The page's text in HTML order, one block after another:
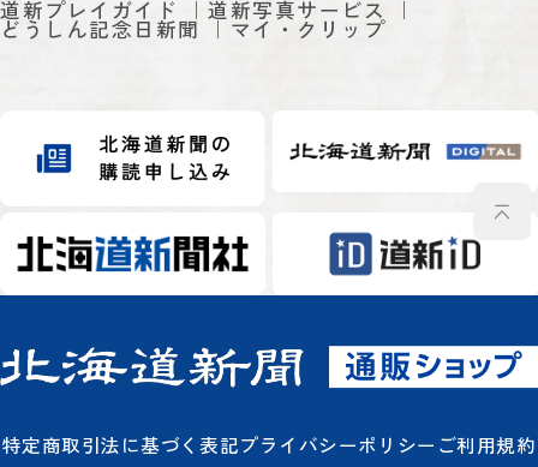
道新プレイガイド 道新写真サービス
どうしん記念日新聞 マイ・クリップ
特定商取引法に基づく表記プライバシーポリシー ご利用規約